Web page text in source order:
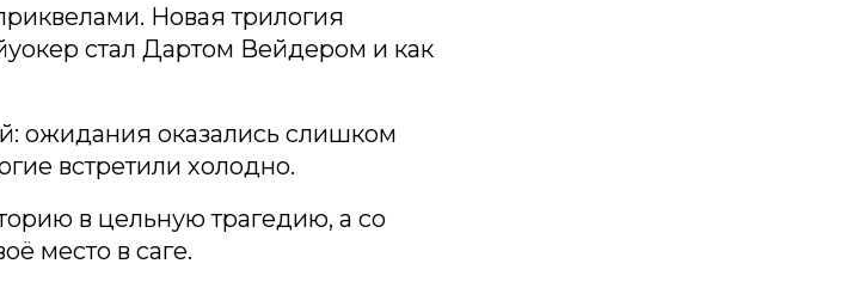
Новая трилогия
стал Дартом Вейдером и как
ожидания оказались слишком
встретили холодно.
в цельную трагедию, а со
место в саге.